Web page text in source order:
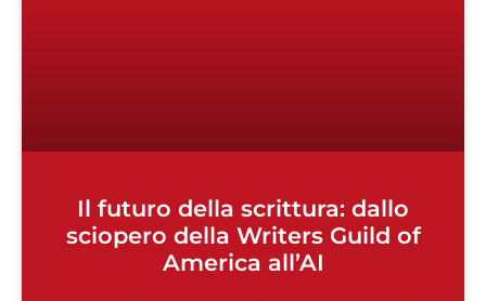
Il futuro della scrittura: dallo
sciopero della Writers Guild of
America all’AI